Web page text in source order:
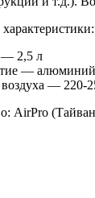
2,5 л
— алюминий
воздуха — 220-
AirPro